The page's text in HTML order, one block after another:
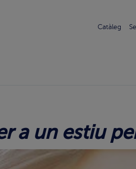
Catàleg
a un estiu